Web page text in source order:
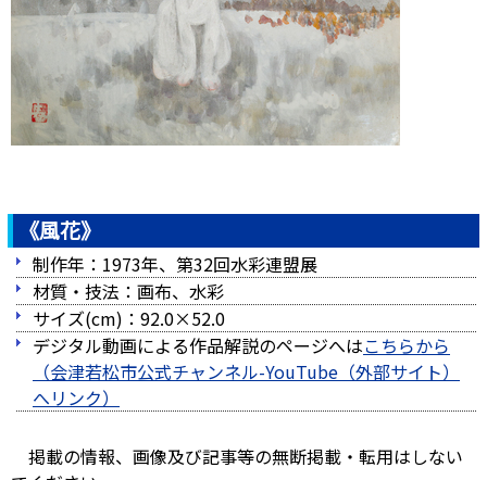
《風花》
制作年：1973年、第32回水彩連盟展
材質・技法：画布、水彩
サイズ(cm)：92.0×52.0
デジタル動画による作品解説のページへはこちらから
（会津若松市公式チャンネル-YouTube（外部サイト）
へリンク）
掲載の情報、画像及び記事等の無断掲載・転用はしない